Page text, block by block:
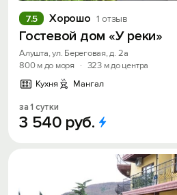
Хорошо 1 отзыв
7.5
Гостевой дом «У реки»
Алушта, ул. Береговая, д. 2а
800 м до моря
· 323 м до центра
Кухня
Мангал
за 1 сутки
3 540 руб.
Скидка
Хочешь дешевле?
Войти